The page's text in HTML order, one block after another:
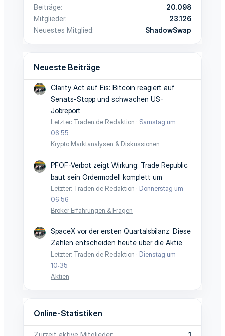
Beiträge
20.098
Mitglieder
23.126
Neuestes Mitglied
ShadowSwap
Neueste Beiträge
Clarity Act auf Eis: Bitcoin reagiert auf
Senats-Stopp und schwachen US-
Jobreport
Letzter: Traden.de Redaktion
Samstag um
06:55
Krypto Marktanalysen & Diskussionen
PFOF-Verbot zeigt Wirkung: Trade Republic
baut sein Ordermodell komplett um
Letzter: Traden.de Redaktion
Donnerstag um
06:56
Broker Erfahrungen & Fragen
SpaceX vor der ersten Quartalsbilanz: Diese
Zahlen entscheiden heute über die Aktie
Letzter: Traden.de Redaktion
Dienstag um
10:35
Aktien
Online-Statistiken